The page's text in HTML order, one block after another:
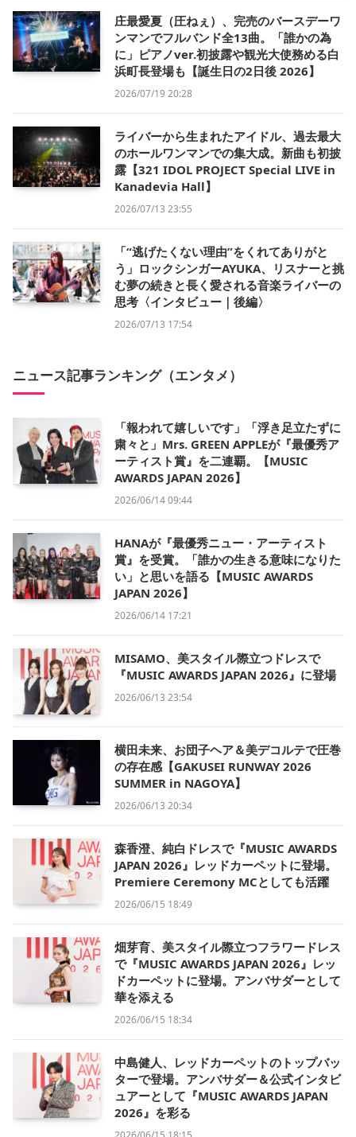
庄最愛夏（圧ねぇ）、完売のバースデーワ
ンマンでフルバンド全13曲。「誰かの為
に」ピアノver.初披露や観光大使務める白
浜町長登場も【誕生日の2日後 2026】
2026/07/19 20:28
ライバーから生まれたアイドル、過去最大
のホールワンマンでの集大成。新曲も初披
露【321 IDOL PROJECT Special LIVE in
Kanadevia Hall】
2026/07/13 23:55
「“逃げたくない理由”をくれてありがと
う」ロックシンガーAYUKA、リスナーと挑
む夢の続きと長く愛される音楽ライバーの
思考〈インタビュー｜後編〉
2026/07/13 17:54
ニュース記事ランキング（エンタメ）
「報われて嬉しいです」「浮き足立たずに
粛々と」Mrs. GREEN APPLEが『最優秀ア
ーティスト賞』を二連覇。【MUSIC
AWARDS JAPAN 2026】
2026/06/14 09:44
HANAが『最優秀ニュー・アーティスト
賞』を受賞。「誰かの生きる意味になりた
い」と思いを語る【MUSIC AWARDS
JAPAN 2026】
2026/06/14 17:21
MISAMO、美スタイル際立つドレスで
『MUSIC AWARDS JAPAN 2026』に登場
2026/06/13 23:54
横田未来、お団子ヘア＆美デコルテで圧巻
の存在感【GAKUSEI RUNWAY 2026
SUMMER in NAGOYA】
2026/06/13 20:34
森香澄、純白ドレスで『MUSIC AWARDS
JAPAN 2026』レッドカーペットに登場。
Premiere Ceremony MCとしても活躍
2026/06/15 18:49
畑芽育、美スタイル際立つフラワードレス
で『MUSIC AWARDS JAPAN 2026』レッ
ドカーペットに登場。アンバサダーとして
華を添える
2026/06/15 18:34
中島健人、レッドカーペットのトップバッ
ターで登場。アンバサダー＆公式インタビ
ュアーとして『MUSIC AWARDS JAPAN
2026』を彩る